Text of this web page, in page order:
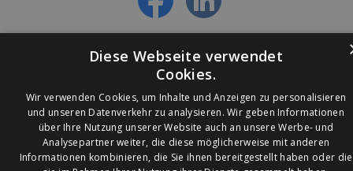
© 2026 Ledleuchtendiscounter.de
Diese Webseite verwendet
Cookies.
Wir verwenden Cookies, um Inhalte und Anzeigen zu personalisieren
und unseren Datenverkehr zu analysieren. Wir geben Informationen
über Ihre Nutzung unserer Website auch an unsere Werbe- und
Analysepartner weiter, die diese möglicherweise mit anderen
Informationen kombinieren, die Sie ihnen bereitgestellt haben oder die